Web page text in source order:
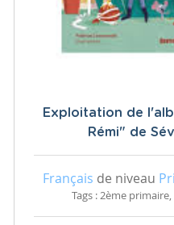
Exploitation de
Rémi" de
Français de niveau
Tags : 2ème